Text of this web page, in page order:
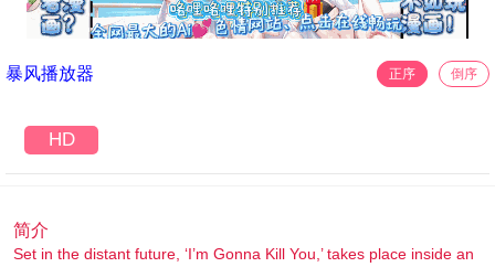
暴风播放器 正序 倒序
HD
简介
Set in the distant future, ‘I’m Gonna Kill You,’ takes place inside an